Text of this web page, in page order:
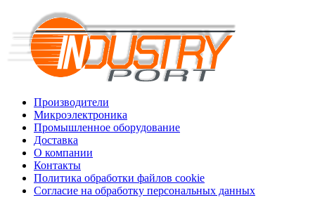
Производители
Микроэлектроника
Промышленное оборудование
Доставка
О компании
Контакты
Политика обработки файлов cookie
Согласие на обработку персональных данных